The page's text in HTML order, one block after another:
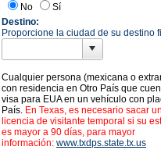
No
Sí
Destino:
Proporcione la ciudad de su destino
Cualquier persona (mexicana o
con residencia en Otro País que
visa para EUA en un vehículo con
País. En Texas, es necesario sacar
licencia de visitante temporal si su
es mayor a 90 días, para mayor
información: www.txdps.state.tx.us